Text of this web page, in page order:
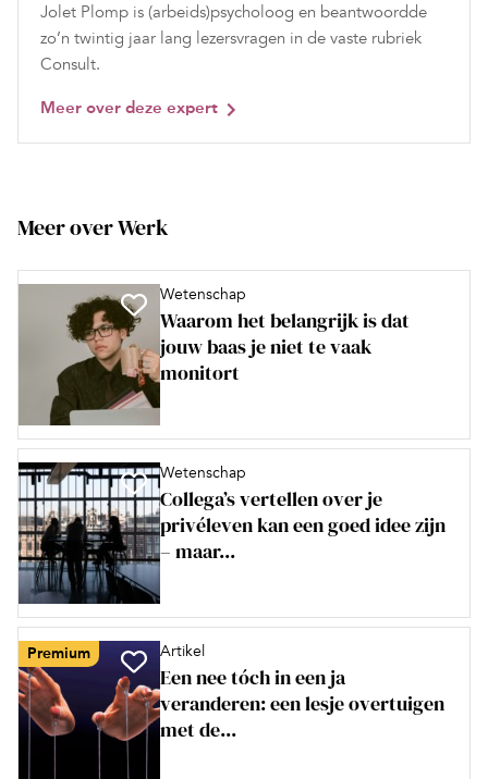
Jolet Plomp is (arbeids)psycholoog en beantwoordde
zo’n twintig jaar lang lezersvragen in de vaste rubriek
Consult.
Meer over deze expert
Meer over Werk
Wetenschap
Waarom het belangrijk is dat
jouw baas je niet te vaak
monitort
Wetenschap
Collega’s vertellen over je
privéleven kan een goed idee zijn
– maar...
Premium Artikel
Een nee tóch in een ja
veranderen: een lesje overtuigen
met de...